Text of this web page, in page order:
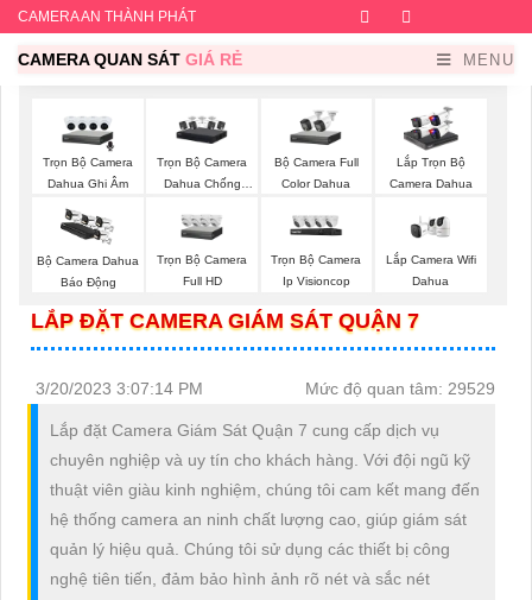
CAMERA AN THÀNH PHÁT Facebook
CAMERA QUAN SÁT GIÁ RẺ MENU
Trọn Bộ Camera
Dahua Ghi Âm
Trọn Bộ Camera
Dahua Chống
Bộ Camera Full
Color Dahua
Lắp Trọn Bộ
Camera Dahua
Bộ Camera Dahua
Báo Động
Trọn Bộ Camera
Full HD
Trọn Bộ Camera
Ip Visioncop
Lắp Camera Wifi
Dahua
LẮP ĐẶT CAMERA GIÁM SÁT QUẬN 7
3/20/2023 3:07:14 PM Mức độ quan tâm: 29529
Lắp đặt Camera Giám Sát Quận 7 cung cấp dịch vụ
chuyên nghiệp và uy tín cho khách hàng. Với đội ngũ kỹ
thuật viên giàu kinh nghiệm, chúng tôi cam kết mang đến
hệ thống camera an ninh chất lượng cao, giúp giám sát
quản lý hiệu quả. Chúng tôi sử dụng các thiết bị công
nghệ tiên tiến, đảm bảo hình ảnh rõ nét và sắc nét